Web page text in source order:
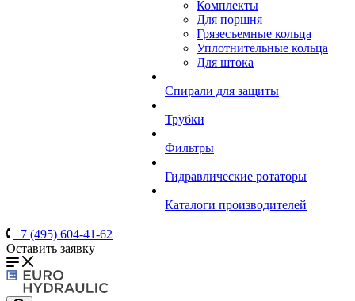
Комплекты
Для поршня
Грязесъемные кольца
Уплотнительные кольца
Для штока
Спирали для защиты
Трубки
Фильтры
Гидравлические ротаторы
Каталоги производителей
+7 (495) 604-41-62
Оставить заявку